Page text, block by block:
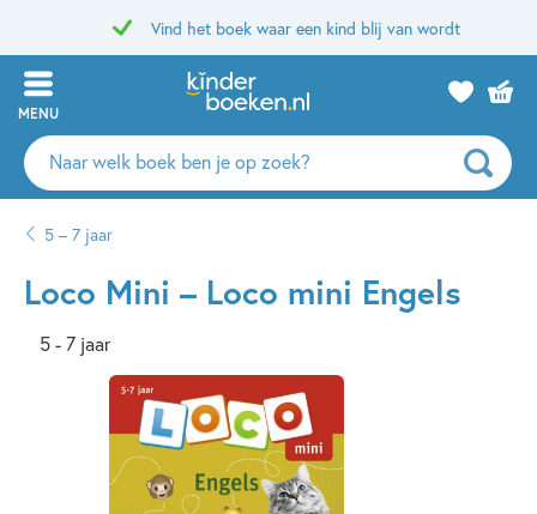
Vind het boek waar een kind blij van wordt
MENU
Zoeken
naar
auteurs
uitgevers
5 – 7 jaar
Loco Mini – Loco mini Engels
5 - 7 jaar